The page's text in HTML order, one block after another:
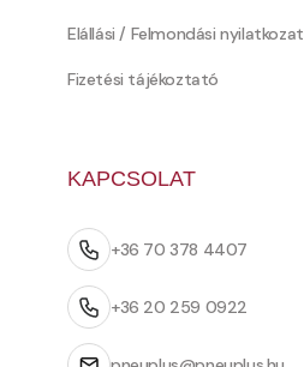
Elállási / Felmondási nyilatkozat
Fizetési tájékoztató
KAPCSOLAT
+36 70 378 4407
+36 20 259 0922